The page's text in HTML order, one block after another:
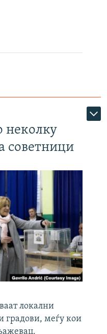
неколку
советници
локални
градови, меѓу кои